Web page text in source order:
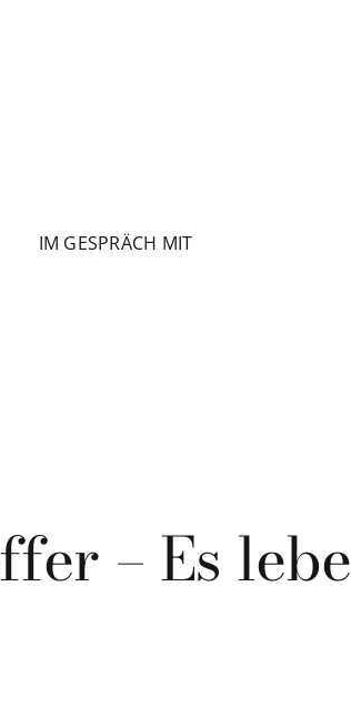
IM GESPRÄCH MIT
– Es lebe